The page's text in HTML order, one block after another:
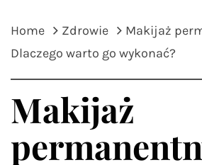
Home Zdrowie
Makijaż
Dlaczego warto go wykonać?
Makijaż